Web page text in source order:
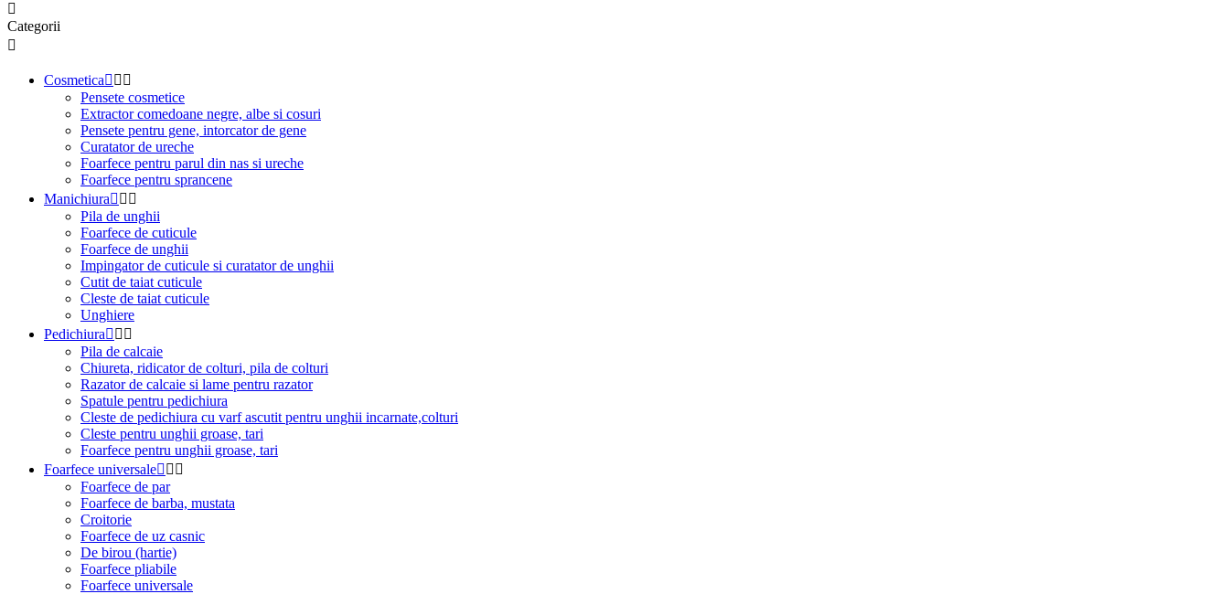

Categorii

Cosmetica  
Pensete cosmetice
Extractor comedoane negre, albe si cosuri
Pensete pentru gene, intorcator de gene
Curatator de ureche
Foarfece pentru parul din nas si ureche
Foarfece pentru sprancene
Manichiura  
Pila de unghii
Foarfece de cuticule
Foarfece de unghii
Impingator de cuticule si curatator de unghii
Cutit de taiat cuticule
Cleste de taiat cuticule
Unghiere
Pedichiura  
Pila de calcaie
Chiureta, ridicator de colturi, pila de colturi
Razator de calcaie si lame pentru razator
Spatule pentru pedichiura
Cleste de pedichiura cu varf ascutit pentru unghii incarnate,colturi
Cleste pentru unghii groase, tari
Foarfece pentru unghii groase, tari
Foarfece universale  
Foarfece de par
Foarfece de barba, mustata
Croitorie
Foarfece de uz casnic
De birou (hartie)
Foarfece pliabile
Foarfece universale